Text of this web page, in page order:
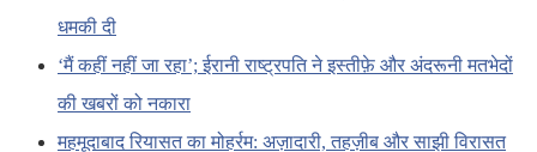
धमकी दी
‘मैं कहीं नहीं जा रहा’; ईरानी राष्ट्रपति ने इस्तीफ़े और अंदरूनी मतभेदों
की खबरों को नकारा
महमूदाबाद रियासत का मोहर्रम: अज़ादारी, तहज़ीब और साझी विरासत